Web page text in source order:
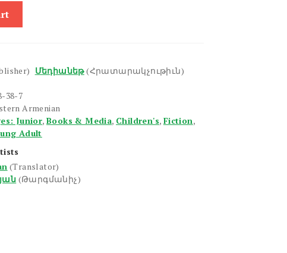
Մեդիանեթ(Հրատարակչութիւն)
38-7
Armenian
Junior,Books & Media, Children's, Fiction,
Adult
(Translator)
(Թարգմանիչ)